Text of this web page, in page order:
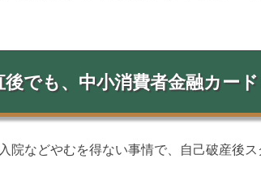
後でも、中小消費者金融カー
院などやむを得ない事情で、自己破産後